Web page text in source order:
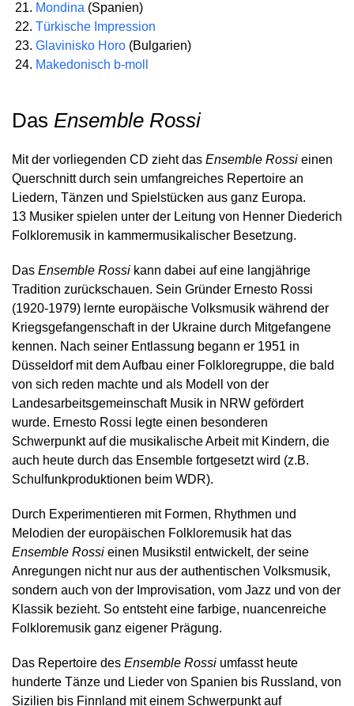
Mondina (Spanien)
Türkische Impression
Glavinisko Horo (Bulgarien)
Makedonisch b-moll
Das Ensemble Rossi
Mit der vorliegenden CD zieht das Ensemble Rossi einen
Querschnitt durch sein umfangreiches Repertoire an
Liedern, Tänzen und Spielstücken aus ganz Europa.
13 Musiker spielen unter der Leitung von Henner Diederich
Folkloremusik in kammermusikalischer Besetzung.
Das Ensemble Rossi kann dabei auf eine langjährige
Tradition zurückschauen. Sein Gründer Ernesto Rossi
(1920-1979) lernte europäische Volksmusik während der
Kriegsgefangenschaft in der Ukraine durch Mitgefangene
kennen. Nach seiner Entlassung begann er 1951 in
Düsseldorf mit dem Aufbau einer Folkloregruppe, die bald
von sich reden machte und als Modell von der
Landesarbeitsgemeinschaft Musik in NRW gefördert
wurde. Ernesto Rossi legte einen besonderen
Schwerpunkt auf die musikalische Arbeit mit Kindern, die
auch heute durch das Ensemble fortgesetzt wird (z.B.
Schulfunkproduktionen beim WDR).
Durch Experimentieren mit Formen, Rhythmen und
Melodien der europäischen Folkloremusik hat das
Ensemble Rossi einen Musikstil entwickelt, der seine
Anregungen nicht nur aus der authentischen Volksmusik,
sondern auch von der Improvisation, vom Jazz und von der
Klassik bezieht. So entsteht eine farbige, nuancenreiche
Folkloremusik ganz eigener Prägung.
Das Repertoire des Ensemble Rossi umfasst heute
hunderte Tänze und Lieder von Spanien bis Russland, von
Sizilien bis Finnland mit einem Schwerpunkt auf